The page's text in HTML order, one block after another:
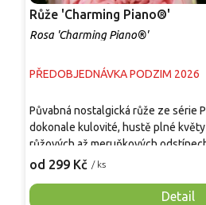
Růže 'Charming Piano®'
Rosa 'Charming Piano®'
PŘEDOBJEDNÁVKA PODZIM 2026
od 299 Kč / ks
Detail
Půvabná nostalgická růže ze série
dokonale kulovité, hustě plné
růžových až meruňkových
kvetení. Dorůstá 80–120 cm a
do prvních mrazů opakovaně kvete